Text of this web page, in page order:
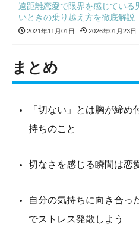
遠距離恋愛で限界を感じている
いときの乗り越え方を徹底解説
2021年11月01日 2026年01月23日
まとめ
「切ない」とは胸が締
持ちのこと
切なさを感じる瞬間は恋
自分の気持ちに向き合っ
でストレス発散しよう